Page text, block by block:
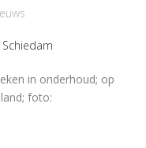
in onderhoud; op
foto: